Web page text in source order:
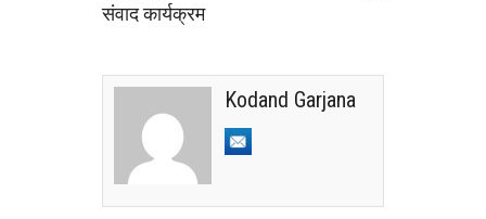
संवाद कार्यक्रम
Kodand Garjana